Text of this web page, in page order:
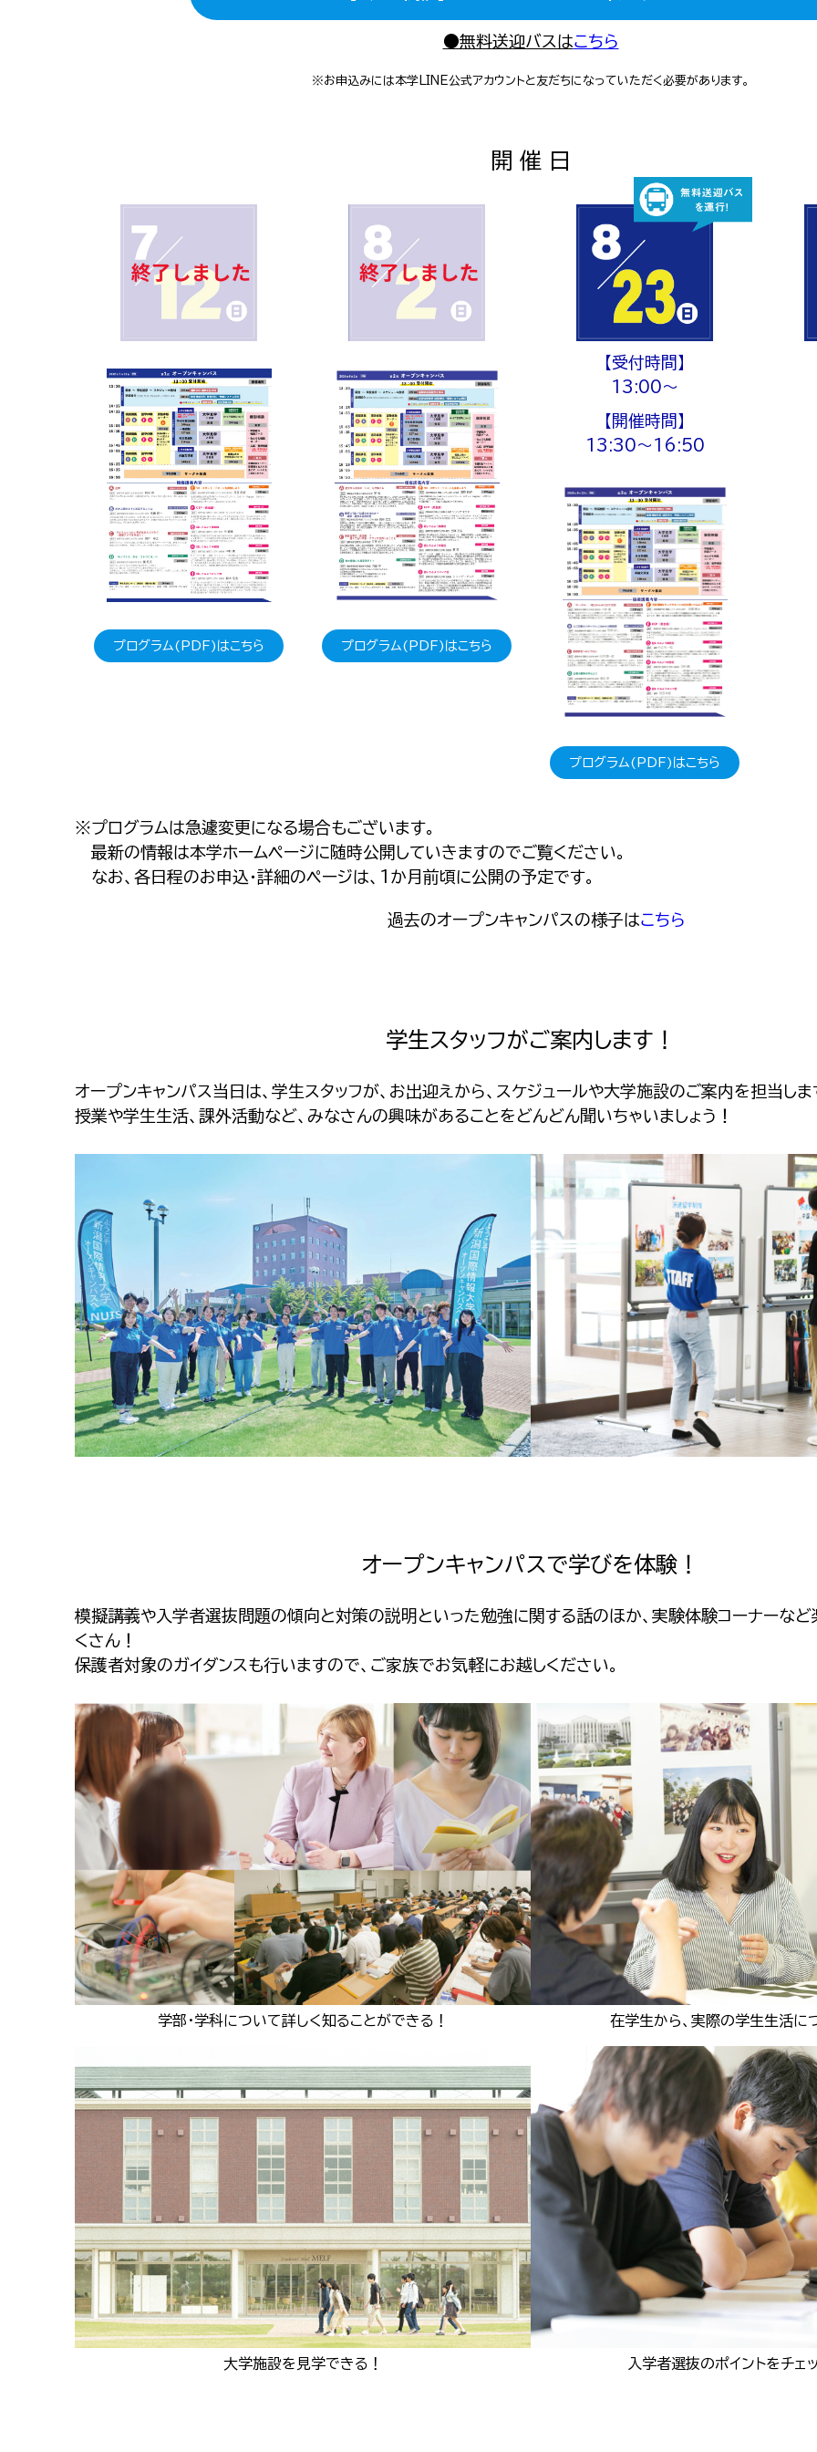
●無料送迎バスはこちら
※お申込みには本学LINE公式アカウントと友だちになっていただく必要があります。
開 催 日
プログラム(PDF)はこちら プログラム(PDF)はこちら
【受付時間】
13 :00～
【開催時間】
13:30～16:50
プログラム(PDF)はこちら
※プログラムは急遽変更になる場合もございます。
最新の情報は本学ホームページに随時公開していきますのでご覧ください。
なお、各日程のお申込・詳細のページは、1か月前頃に公開の予定です。
過去のオープンキャンパスの様子はこちら
学生スタッフがご案内します！
オープンキャンパス当日は、学生スタッフが、お出迎えから、スケジュールや大学施設のご案内を担当しま
授業や学生生活、課外活動など、みなさんの興味があることをどんどん聞いちゃいましょう！
オープンキャンパスで学びを体験！
模擬講義や入学者選抜問題の傾向と対策の説明といった勉強に関する話のほか、実験体験コーナーなど
くさん！
保護者対象のガイダンスも行いますので、ご家族でお気軽にお越しください。
学部・学科について詳しく知ることができる！ 在学生から、実際の学生生活に
大学施設を見学できる！ 入学者選抜のポイントをチェ